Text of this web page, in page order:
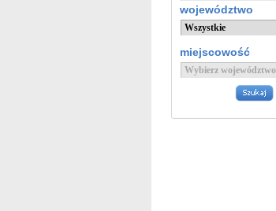
województwo
miejscowość